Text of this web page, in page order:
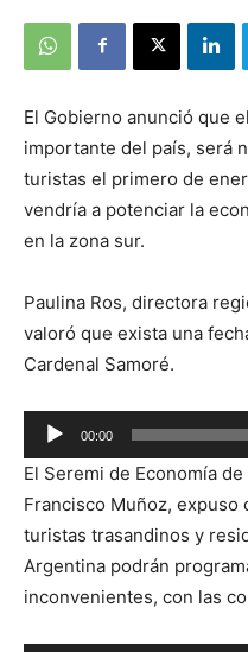
El Gobierno anunció que
importante del país, será
turistas el primero de
vendría a potenciar la
en la zona sur.
Paulina Ros, directora
valoró que exista una
Cardenal Samoré.
Reproductor
de
audio
00:00
El Seremi de Economía
Francisco Muñoz, expuso
turistas trasandinos y
Argentina podrán
inconvenientes, con las